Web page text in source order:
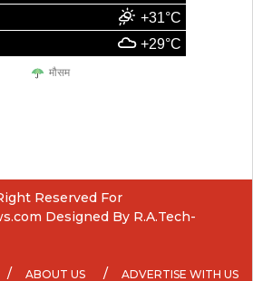
+31°C
+29°C
मौसम
Reserved For
Designed By R.A.Tech-
ABOUT US ADVERTISE WITH US